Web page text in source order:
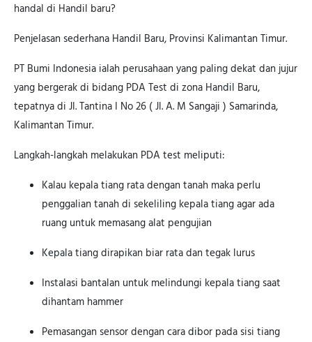
handal di Handil baru?
Penjelasan sederhana Handil Baru, Provinsi Kalimantan Timur.
PT Bumi Indonesia ialah perusahaan yang paling dekat dan jujur
yang bergerak di bidang PDA Test di zona Handil Baru,
tepatnya di Jl. Tantina I No 26 ( Jl. A. M Sangaji ) Samarinda,
Kalimantan Timur.
Langkah-langkah melakukan PDA test meliputi:
Kalau kepala tiang rata dengan tanah maka perlu
penggalian tanah di sekeliling kepala tiang agar ada
ruang untuk memasang alat pengujian
Kepala tiang dirapikan biar rata dan tegak lurus
Instalasi bantalan untuk melindungi kepala tiang saat
dihantam hammer
Pemasangan sensor dengan cara dibor pada sisi tiang